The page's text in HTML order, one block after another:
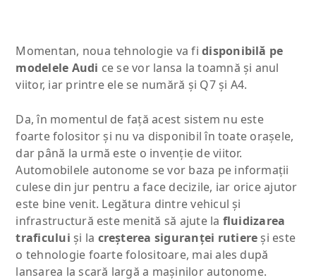
Momentan, noua tehnologie va fidisponibilă pe
modelele Audi ce se vor lansa la toamnă şi anul
viitor, iar printre ele se numără şi Q7 şi A4.
Da, în momentul de faţă acest sistem nu este
foarte folositor şi nu va disponibil în toate oraşele,
dar până la urmă este o invenţie de viitor.
Automobilele autonome se vor baza pe informaţii
culese din jur pentru a face decizile, iar orice ajutor
este bine venit. Legătura dintre vehicul şi
infrastructură este menită să ajute la fluidizarea
traficului şi la creşterea siguranţei rutiere şi este
o tehnologie foarte folositoare, mai ales după
lansarea la scară largă a maşinilor autonome.